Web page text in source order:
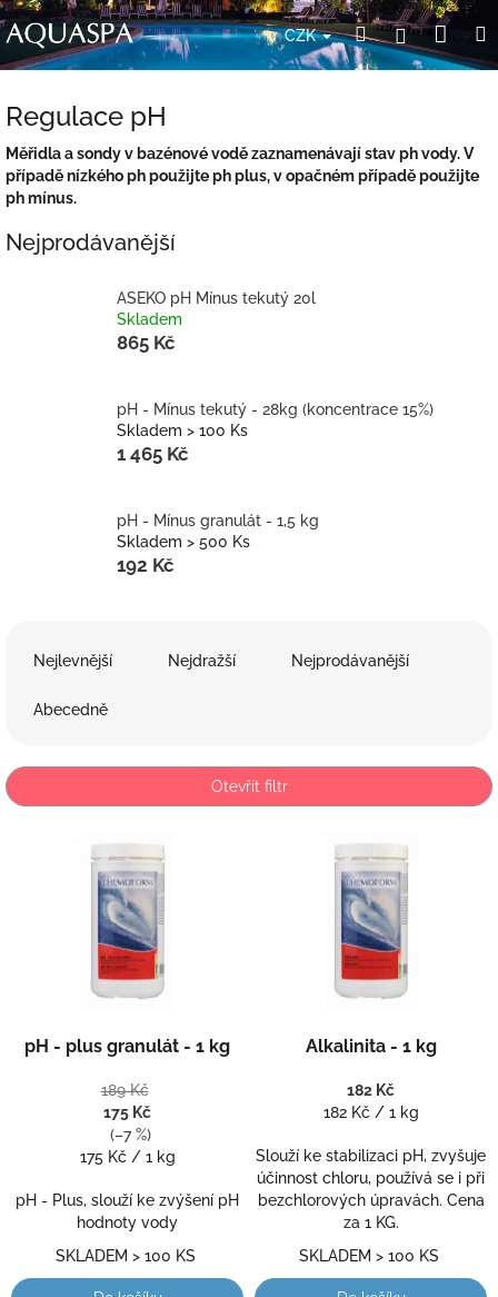
Přejít
na
obsah
CZK HledatPřihlášení
Regulace pH
Měřidla a sondy v bazénové vodě zaznamenávají stav ph vody. V
případě nízkého ph použijte ph plus, v opačném případě použijte
ph mínus.
Nejprodávanější
ASEKO pH Mínus tekutý 20l
Skladem
865 Kč
pH - Mínus tekutý - 28kg (koncentrace 15%)
Skladem > 100 Ks
1 465 Kč
pH - Mínus granulát - 1,5 kg
Skladem > 500 Ks
192 Kč
p
r
Nejlevnější Nejdražší Nejprodávanější
Abecedně
Otevřít filtr
hodnocení
je
5,0
z
5
pH - plus granulát - 1 kg
189 Kč
175 Kč
(–7 %)
Měrná
175 Kč / 1 kg
pH - Plus, slouží ke zvýšení pH
hodnoty vody
SKLADEM > 100 KS
hodnocení
je
5,0
5
hvězdiček.
Alkalinita - 1 kg
182 Kč
Měrná
182 Kč / 1 kg
Slouží ke stabilizaci pH, zvyšuje
účinnost chloru, používá se i při
bezchlorových úpravách. Cena
za 1 KG.
SKLADEM > 100 KS